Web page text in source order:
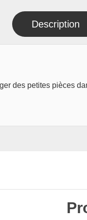
Description
des petites pièces